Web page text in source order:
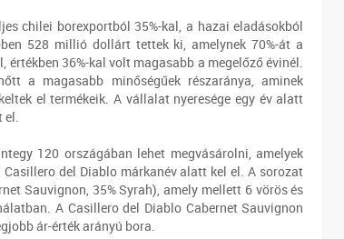
chilei borexportból 35%-kal, a hazai eladásokból
528 millió dollárt tettek ki, amelynek 70%-át a
értékben 36%-kal volt magasabb a megelőző évinél.
a magasabb minőségűek részaránya, aminek
el termékeik. A vállalat nyeresége egy év alatt
el.
120 országában lehet megvásárolni, amelyek
del Diablo márkanév alatt kel el. A sorozat
Sauvignon, 35% Syrah), amely mellett 6 vörös és
A Casillero del Diablo Cabernet Sauvignon
ár-érték arányú bora.